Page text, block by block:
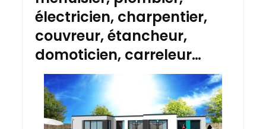
électricien, charpentier,
couvreur, étancheur,
domoticien, carreleur…